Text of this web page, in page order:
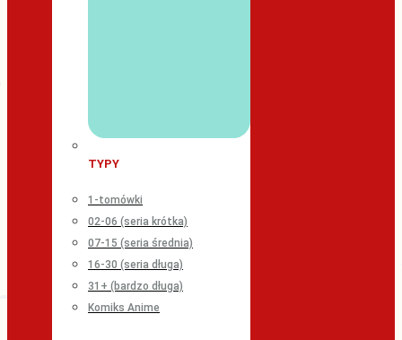
TYPY
1-tomówki
02-06 (seria krótka)
07-15 (seria średnia)
16-30 (seria długa)
31+ (bardzo długa)
Komiks Anime